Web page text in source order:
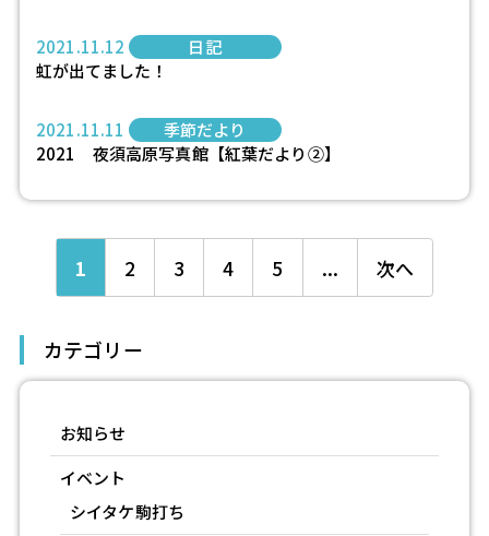
2021.11.12
日記
虹が出てました！
2021.11.11
季節だより
2021 夜須高原写真館【紅葉だより②】
1 2 3 4 5 ... 次へ
カテゴリー
お知らせ
イベント
シイタケ駒打ち